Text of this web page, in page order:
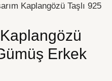
Kaplangözü Taşlı 925
Erkek